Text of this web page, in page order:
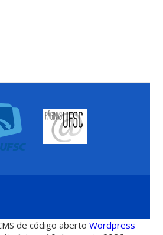
de código abertoWordpress